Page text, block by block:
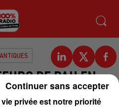
DE PAU EN
À LA MAIRIE
privée est notre priorité
Continuer sans accepter